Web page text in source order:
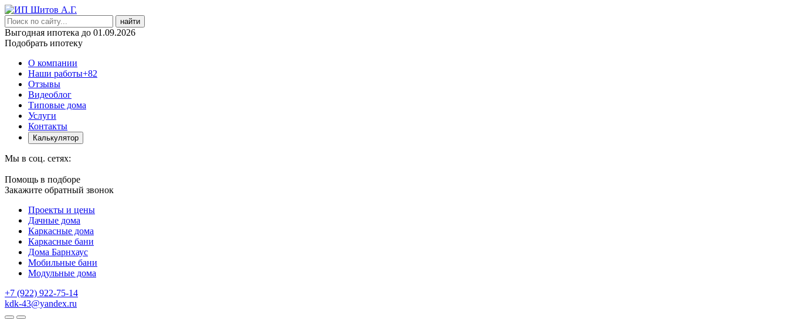
найти
Выгодная ипотека до 01.09.2026
Подобрать ипотеку
О компании
Наши работы+82
Отзывы
Видеоблог
Типовые дома
Услуги
Контакты
Калькулятор
Мы в соц. сетях:
Помощь в подборе
Закажите обратный звонок
Проекты и цены
Дачные дома
Каркасные дома
Каркасные бани
Дома Барнхаус
Мобильные бани
Модульные дома
+7 (922) 922-75-14
kdk-43@yandex.ru